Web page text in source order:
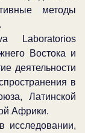
методы
Laboratorios
Востока и
деятельности
в
Латинской
Африки.
исследовании,